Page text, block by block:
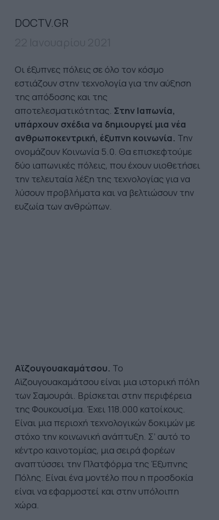
DOCTV.GR
Οι έξυπνες πόλεις σε όλο τον κόσμο
εστιάζουν στην τεχνολογία για την αύξηση
της απόδοσης και της
αποτελεσματικότητας. Στην Ιαπωνία,
υπάρχουν σχέδια να δημιουργεί μια νέα
ανθρωποκεντρική, έξυπνη κοινωνία. Την
ονομάζουν Κοινωνία 5.0. Θα επισκεφτούμε
δύο ιαπωνικές πόλεις, που έχουν υιοθετήσει
την τελευταία λέξη της τεχνολογίας για να
λύσουν προβλήματα και να βελτιώσουν την
ευζωία των ανθρώπων.
Αϊζουγουακαμάτσου. Το
Αϊζουγουακαμάτσου είναι μια ιστορική πόλη
των Σαμουράι. Βρίσκεται στην περιφέρεια
της Φουκουσίμα. Έχει 118.000 κατοίκους.
Είναι μια περιοχή τεχνολογικών δοκιμών με
στόχο την κοινωνική ανάπτυξη. Σ’ αυτό το
κέντρο καινοτομίας, μια σειρά φορέων
αναπτύσσει την Πλατφόρμα της Έξυπνης
Πόλης. Είναι ένα μοντέλο που η προσδοκία
είναι να εφαρμοστεί και στην υπόλοιπη
χώρα.